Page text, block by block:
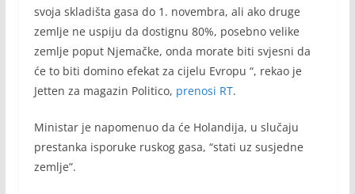
svoja skladišta gasa do 1. novembra, ali ako druge
zemlje ne uspiju da dostignu 80%, posebno velike
zemlje poput Njemačke, onda morate biti svjesni da
će to biti domino efekat za cijelu Evropu “, rekao je
Jetten za magazin Politico, prenosi RT.
Ministar je napomenuo da će Holandija, u slučaju
prestanka isporuke ruskog gasa, “stati uz susjedne
zemlje”.